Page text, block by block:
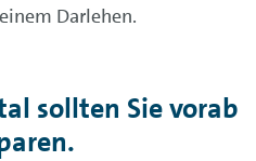
Darlehen.
sollten Sie vorab